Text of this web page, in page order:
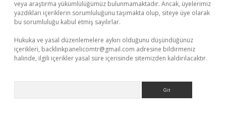
veya araştırma yükümlülüğümüz bulunmamaktadır. Ancak, üyelerimiz
yazdıkları içeriklerin sorumluluğunu taşımakta olup, siteye üye olarak
bu sorumluluğu kabul etmiş sayılırlar.
Hukuka ve yasal düzenlemelere aykırı olduğunu düşündüğünüz
içerikleri, backlinkpanelicomtr@gmail.com adresine bildirmeniz
halinde, ilgili içerikler yasal süre içerisinde sitemizden kaldırılacaktır.